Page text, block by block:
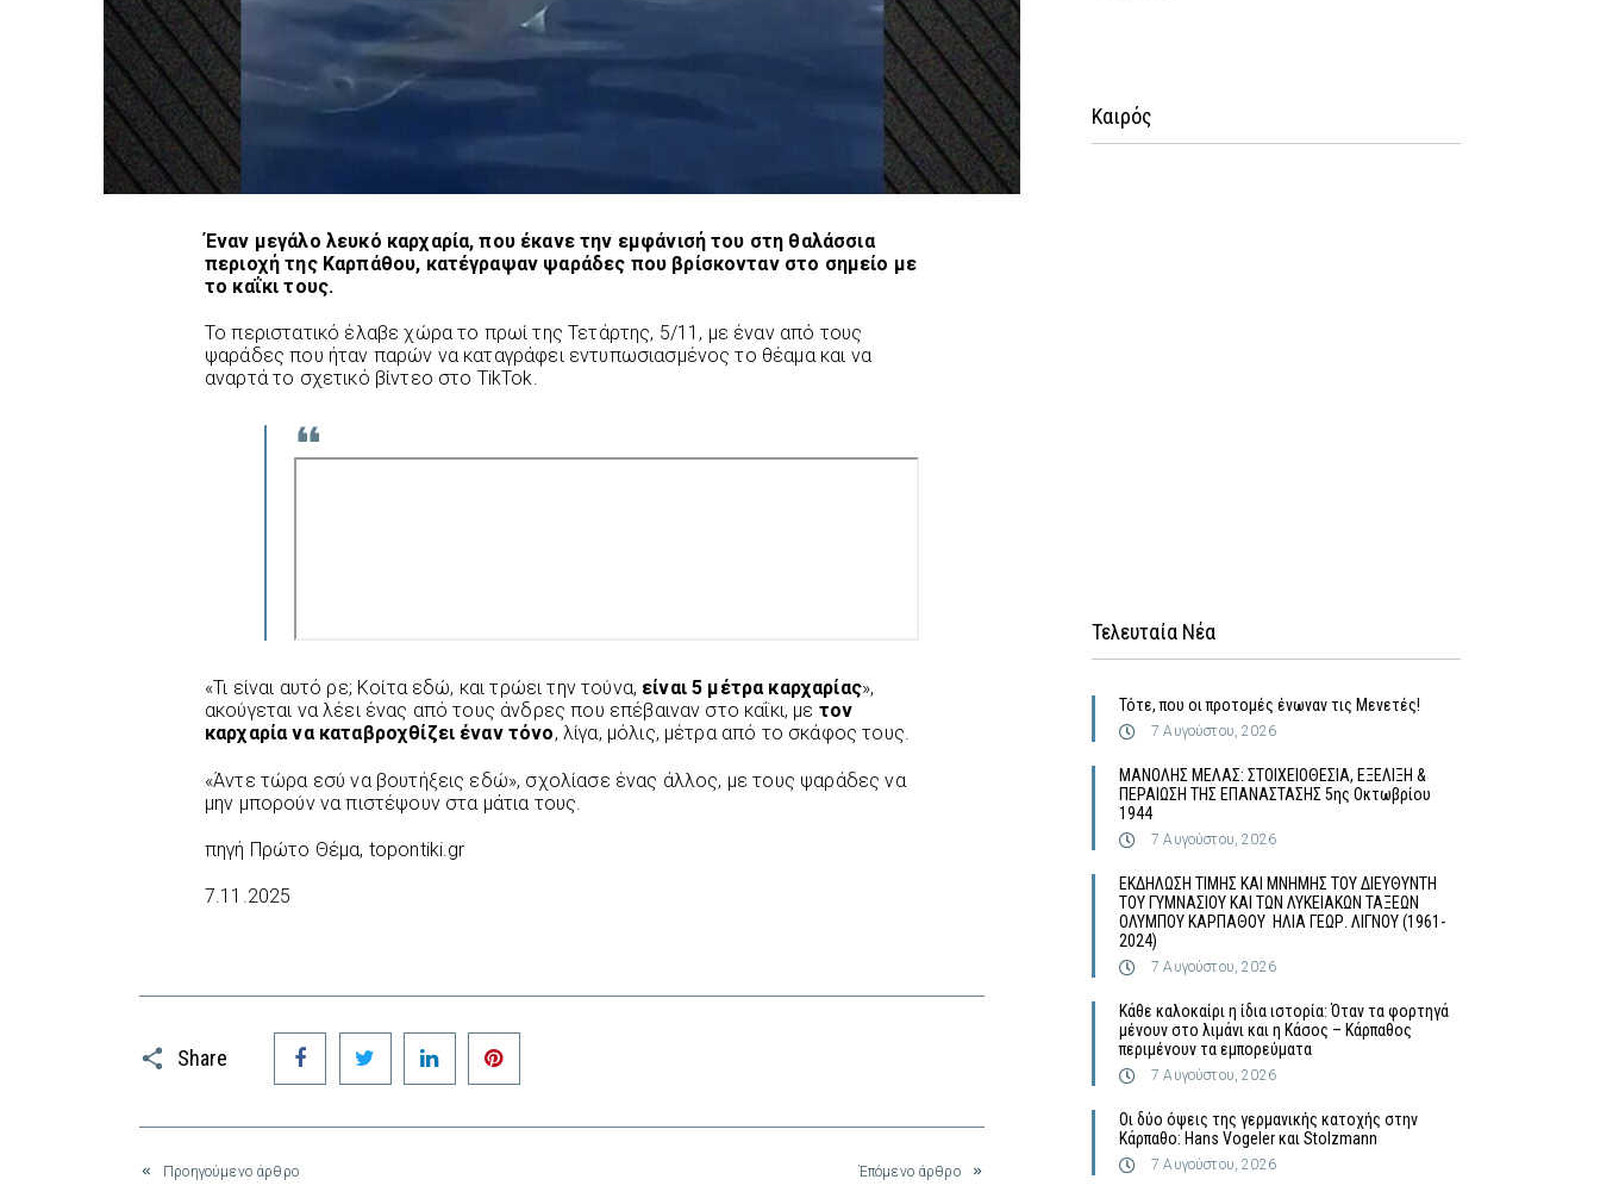
Έναν μεγάλο λευκό καρχαρία, που έκανε την εμφάνισή του στη θαλάσσια
περιοχή της Καρπάθου, κατέγραψαν ψαράδες που βρίσκονταν στο σημείο με
το καΐκι τους.
Το περιστατικό έλαβε χώρα το πρωί της Τετάρτης, 5/11, με έναν από τους
ψαράδες που ήταν παρών να καταγράφει εντυπωσιασμένος το θέαμα και να
αναρτά το σχετικό βίντεο στο TikTok.
«Τι είναι αυτό ρε; Κοίτα εδώ, και τρώει την τούνα, είναι 5 μέτρα καρχαρίας»,
ακούγεται να λέει ένας από τους άνδρες που επέβαιναν στο καΐκι, με τον
καρχαρία να καταβροχθίζει έναν τόνο, λίγα, μόλις, μέτρα από το σκάφος τους.
«Άντε τώρα εσύ να βουτήξεις εδώ», σχολίασε ένας άλλος, με τους ψαράδες να
μην μπορούν να πιστέψουν στα μάτια τους.
πηγή Πρώτο Θέμα, topontiki.gr
7.11.2025
Share
Facebook Twitter LinkedIn
Προηγούμενο άρθρο Έπόμενο άρθρο
Καιρός
Τελευταία Νέα
Τότε, που οι προτομές ένωναν τις Μενετές!
7 Αυγούστου, 2026
MΑΝΟΛΗΣ ΜΕΛΑΣ: ΣΤΟΙΧΕΙΟΘΕΣΙΑ, ΕΞΕΛΙΞΗ &
ΠΕΡΑΙΩΣΗ ΤΗΣ ΕΠΑΝΑΣΤΑΣΗΣ 5ης Οκτωβρίου
1944
7 Αυγούστου, 2026
ΕΚΔΗΛΩΣΗ ΤΙΜΗΣ ΚΑΙ ΜΝΗΜΗΣ ΤΟΥ ΔΙΕΥΘΥΝΤΗ
ΤΟΥ ΓΥΜΝΑΣΙΟΥ ΚΑΙ ΤΩΝ ΛΥΚΕΙΑΚΩΝ ΤΑΞΕΩΝ
ΟΛΥΜΠΟΥ ΚΑΡΠΑΘΟΥ ΗΛΙΑ ΓΕΩΡ. ΛΙΓΝΟΥ (1961-
2024)
7 Αυγούστου, 2026
Κάθε καλοκαίρι η ίδια ιστορία: Όταν τα φορτηγά
μένουν στο λιμάνι και η Κάσος – Κάρπαθος
περιμένουν τα εμπορεύματα
7 Αυγούστου, 2026
Οι δύο όψεις της γερμανικής κατοχής στην
Κάρπαθο: Hans Vogeler και Stolzmann
7 Αυγούστου, 2026